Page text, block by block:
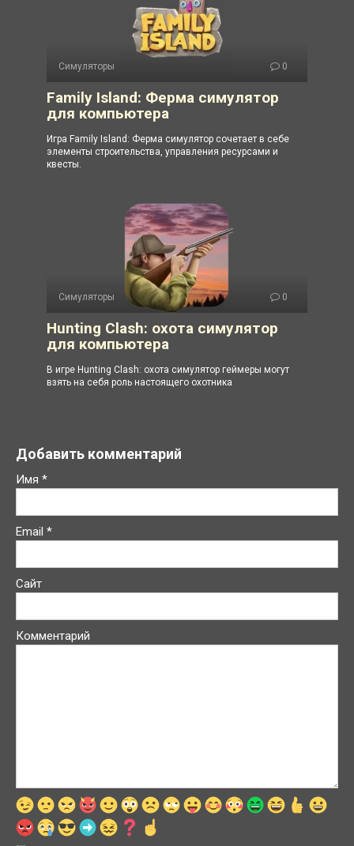
Симуляторы 0
Family Island: Ферма симулятор
для компьютера
Игра Family Island: Ферма симулятор сочетает в себе
элементы строительства, управления ресурсами и
квесты.
Симуляторы 0
Hunting Clash: охота симулятор
для компьютера
В игре Hunting Clash: охота симулятор геймеры могут
взять на себя роль настоящего охотника
Добавить комментарий
Имя *
Email *
Сайт
Комментарий